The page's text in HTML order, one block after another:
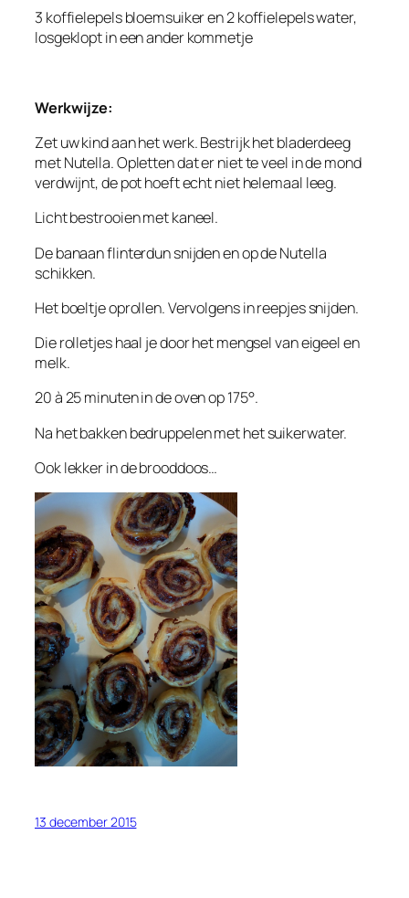
3 koffielepels bloemsuiker en 2 koffielepels water,
losgeklopt in een ander kommetje
Werkwijze:
Zet uw kind aan het werk. Bestrijk het bladerdeeg
met Nutella. Opletten dat er niet te veel in de mond
verdwijnt, de pot hoeft echt niet helemaal leeg.
Licht bestrooien met kaneel.
De banaan flinterdun snijden en op de Nutella
schikken.
Het boeltje oprollen. Vervolgens in reepjes snijden.
Die rolletjes haal je door het mengsel van eigeel en
melk.
20 à 25 minuten in de oven op 175°.
Na het bakken bedruppelen met het suikerwater.
Ook lekker in de brooddoos…
13 december 2015